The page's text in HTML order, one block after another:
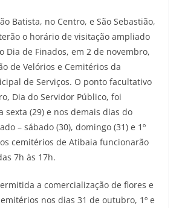
Batista, no Centro, e São Sebastião,
o horário de visitação ampliado
Dia de Finados, em 2 de novembro,
de Velórios e Cemitérios da
de Serviços. O ponto facultativo
Dia do Servidor Público, foi
(29) e nos demais dias do
– sábado (30), domingo (31) e 1º
cemitérios de Atibaia funcionarão
7h às 17h.
a comercialização de flores e
nos dias 31 de outubro, 1º e